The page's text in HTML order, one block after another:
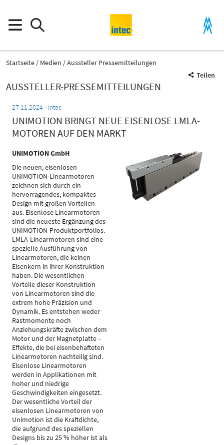
Startseite Medien
Aussteller Pressemitteilungen
Teilen
AUSSTELLER-PRESSEMITTEILUNGEN
27.11.2024 Intec
UNIMOTION BRINGT NEUE EISENLOSE LMLA-
MOTOREN AUF DEN MARKT
UNIMOTION GmbH
Die neuen, eisenlosen
UNIMOTION-Linearmotoren
zeichnen sich durch ein
hervorragendes, kompaktes
Design mit großen Vorteilen
aus. Eisenlose Linearmotoren
sind die neueste Ergänzung des
UNIMOTION-Produktportfolios.
LMLA-Linearmotoren sind eine
spezielle Ausführung von
Linearmotoren, die keinen
Eisenkern in ihrer Konstruktion
haben. Die wesentlichen
Vorteile dieser Konstruktion
von Linearmotoren sind die
extrem hohe Präzision und
Dynamik. Es entstehen weder
Rastmomente noch
Anziehungskräfte zwischen dem
Motor und der Magnetplatte –
Effekte, die bei eisenbehafteten
Linearmotoren nachteilig sind.
Eisenlose Linearmotoren
werden in Applikationen mit
hoher und niedrige
Geschwindigkeiten eingesetzt.
Der wesentliche Vorteil der
eisenlosen Linearmotoren von
Unimotion ist die Kraftdichte,
die aufgrund des speziellen
Designs bis zu 25 % höher ist als